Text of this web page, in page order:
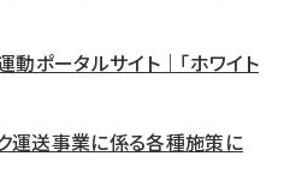
動ポータルサイト｜「ホワイト
運送事業に係る各種施策に